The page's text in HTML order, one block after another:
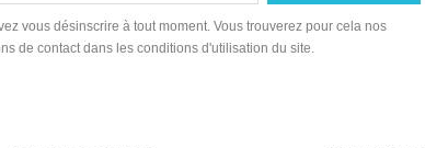
vous désinscrire à tout moment. Vous trouverez pour cela nos
de contact dans les conditions d'utilisation du site.